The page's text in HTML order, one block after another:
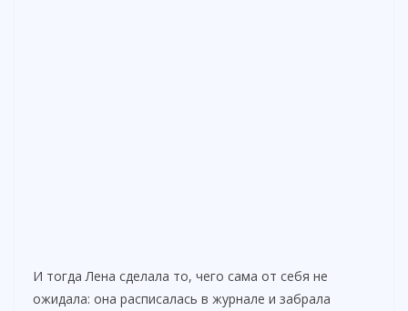
И тогда Лена сделала то, чего сама от себя не
ожидала: она расписалась в журнале и забрала